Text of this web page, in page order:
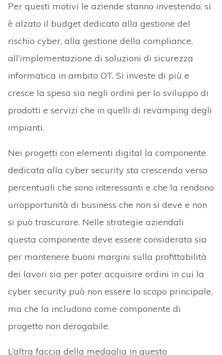
Per questi motivi le aziende stanno investendo, si
è alzato il budget dedicato alla gestione del
rischio cyber, alla gestione della compliance,
all’implementazione di soluzioni di sicurezza
informatica in ambito OT. Si investe di più e
cresce la spesa sia negli ordini per lo sviluppo di
prodotti e servizi che in quelli di revamping degli
impianti.
Nei progetti con elementi digital la componente
dedicata alla cyber security sta crescendo verso
percentuali che sono interessanti e che la rendono
un’opportunità di business che non si deve e non
si può trascurare. Nelle strategie aziendali
questa componente deve essere considerata sia
per mantenere buoni margini sulla profittabilità
dei lavori sia per poter acquisire ordini in cui la
cyber security può non essere lo scopo principale,
ma che la includono come componente di
progetto non derogabile.
L’altra faccia della medaglia in questo